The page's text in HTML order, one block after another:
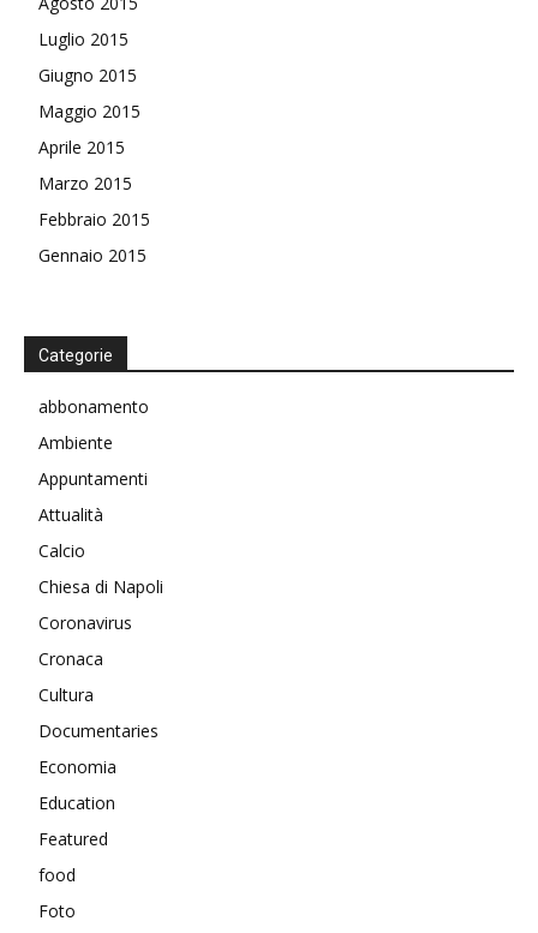
Luglio 2015
Giugno 2015
Maggio 2015
Aprile 2015
Marzo 2015
Febbraio 2015
Gennaio 2015
Categorie
abbonamento
Ambiente
Appuntamenti
Attualità
Calcio
Chiesa di Napoli
Coronavirus
Cronaca
Cultura
Documentaries
Economia
Education
Featured
food
Foto